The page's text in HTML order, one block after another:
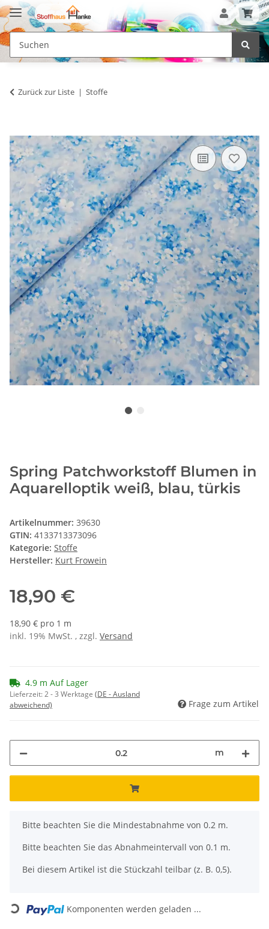
Zurück zur Liste Stoffe
Spring Patchworkstoff Blumen in
Aquarelloptik weiß, blau, türkis
Artikelnummer: 39630
GTIN: 4133713373096
Kategorie: Stoffe
Hersteller: Kurt Frowein
18,90 €
18,90 € pro 1 m
inkl. 19% MwSt. , zzgl. Versand
4.9 m Auf Lager
Lieferzeit:2 - 3 Werktage (DE - Ausland
abweichend)
Frage zum Artikel
m
x
Bitte beachten Sie die Mindestabnahme von 0.2 m.
Bitte beachten Sie das Abnahmeintervall von 0.1 m.
Bei diesem Artikel ist die Stückzahl teilbar (z. B. 0,5).
Loading... Komponenten werden geladen ...